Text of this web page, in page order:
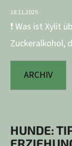
18.11.2025
❗ Was ist Xylit
Zuckeralkohol,
ARCHIV
HUNDE: